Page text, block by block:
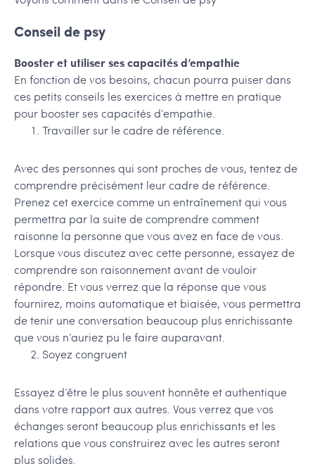
Conseil de psy
Booster et utiliser ses capacités d’empathie
En fonction de vos besoins, chacun pourra puiser dans
ces petits conseils les exercices à mettre en pratique
pour booster ses capacités d’empathie.
Travailler sur le cadre de référence.
Avec des personnes qui sont proches de vous, tentez de
comprendre précisément leur cadre de référence.
Prenez cet exercice comme un entraînement qui vous
permettra par la suite de comprendre comment
raisonne la personne que vous avez en face de vous.
Lorsque vous discutez avec cette personne, essayez de
comprendre son raisonnement avant de vouloir
répondre. Et vous verrez que la réponse que vous
fournirez, moins automatique et biaisée, vous permettra
de tenir une conversation beaucoup plus enrichissante
que vous n’auriez pu le faire auparavant.
Soyez congruent
Essayez d’être le plus souvent honnête et authentique
dans votre rapport aux autres. Vous verrez que vos
échanges seront beaucoup plus enrichissants et les
relations que vous construirez avec les autres seront
plus solides.